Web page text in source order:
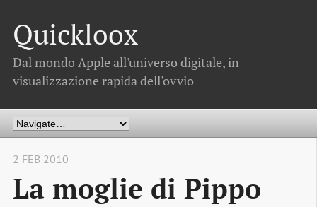
Quickloox
Dal mondo Apple all'universo digitale, in
visualizzazione rapida dell'ovvio
2 FEB 2010
La moglie di Pippo